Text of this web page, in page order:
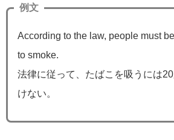
例文
According to the law, people must
to smoke.
法律に従って、たばこを吸うには
けない。